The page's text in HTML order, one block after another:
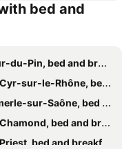
bed and
Pin, bed and breakfasts
le-Rhône, bed and breakfasts
sur-Saône, bed and breakfasts
bed and breakfasts
bed and breakfasts